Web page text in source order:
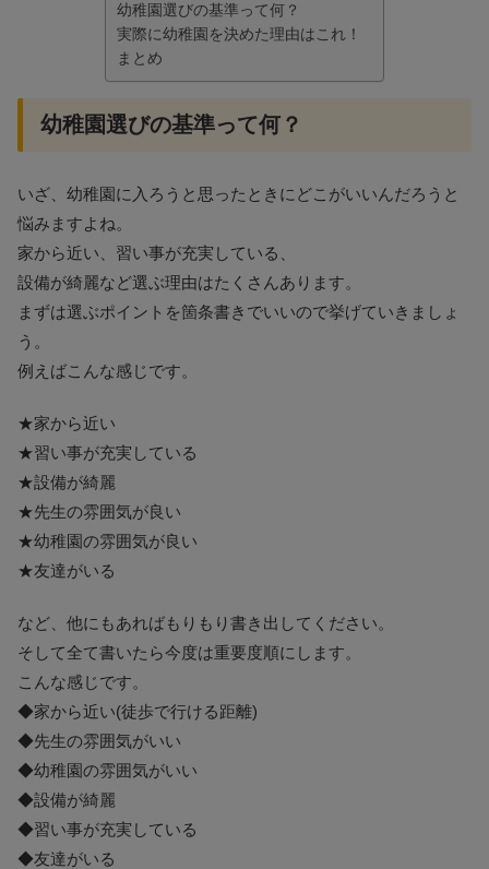
幼稚園選びの基準って何？
実際に幼稚園を決めた理由はこれ！
まとめ
幼稚園選びの基準って何？
いざ、幼稚園に入ろうと思ったときにどこがいいんだろうと
悩みますよね。
家から近い、習い事が充実している、
設備が綺麗など選ぶ理由はたくさんあります。
まずは選ぶポイントを箇条書きでいいので挙げていきましょ
う。
例えばこんな感じです。
★家から近い
★習い事が充実している
★設備が綺麗
★先生の雰囲気が良い
★幼稚園の雰囲気が良い
★友達がいる
など、他にもあればもりもり書き出してください。
そして全て書いたら今度は重要度順にします。
こんな感じです。
◆家から近い(徒歩で行ける距離)
◆先生の雰囲気がいい
◆幼稚園の雰囲気がいい
◆設備が綺麗
◆習い事が充実している
◆友達がいる